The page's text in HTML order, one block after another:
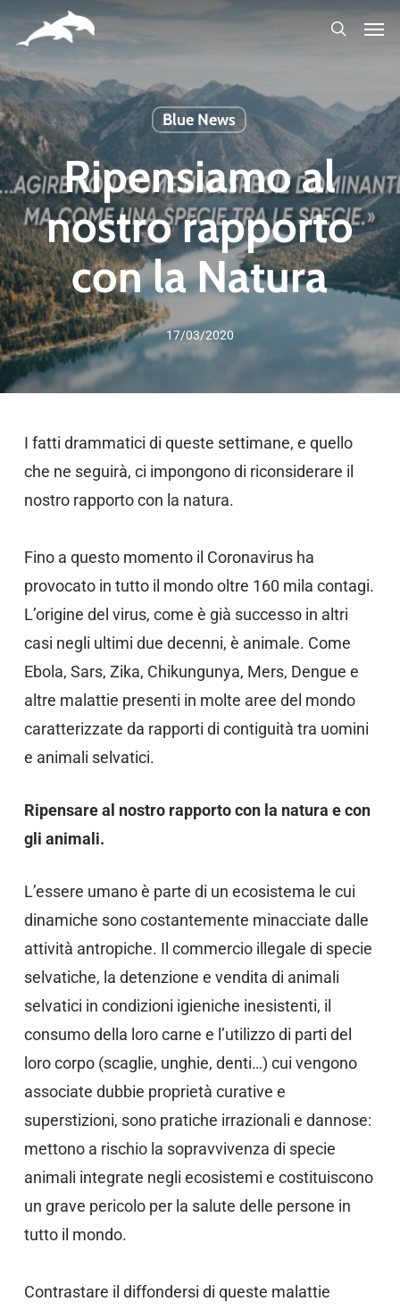
main
content
Blue News
Ripensiamo al
nostro rapporto
con la Natura
17/03/2020
I fatti drammatici di queste settimane, e quello
che ne seguirà, ci impongono di riconsiderare il
nostro rapporto con la natura.
Fino a questo momento il Coronavirus ha
provocato in tutto il mondo oltre 160 mila contagi.
L’origine del virus, come è già successo in altri
casi negli ultimi due decenni, è animale. Come
Ebola, Sars, Zika, Chikungunya, Mers, Dengue e
altre malattie presenti in molte aree del mondo
caratterizzate da rapporti di contiguità tra uomini
e animali selvatici.
Ripensare al nostro rapporto con la natura e con
gli animali.
L’essere umano è parte di un ecosistema le cui
dinamiche sono costantemente minacciate dalle
attività antropiche. Il commercio illegale di specie
selvatiche, la detenzione e vendita di animali
selvatici in condizioni igieniche inesistenti, il
consumo della loro carne e l’utilizzo di parti del
loro corpo (scaglie, unghie, denti…) cui vengono
associate dubbie proprietà curative e
superstizioni, sono pratiche irrazionali e dannose:
mettono a rischio la sopravvivenza di specie
animali integrate negli ecosistemi e costituiscono
un grave pericolo per la salute delle persone in
tutto il mondo.
Contrastare il diffondersi di queste malattie